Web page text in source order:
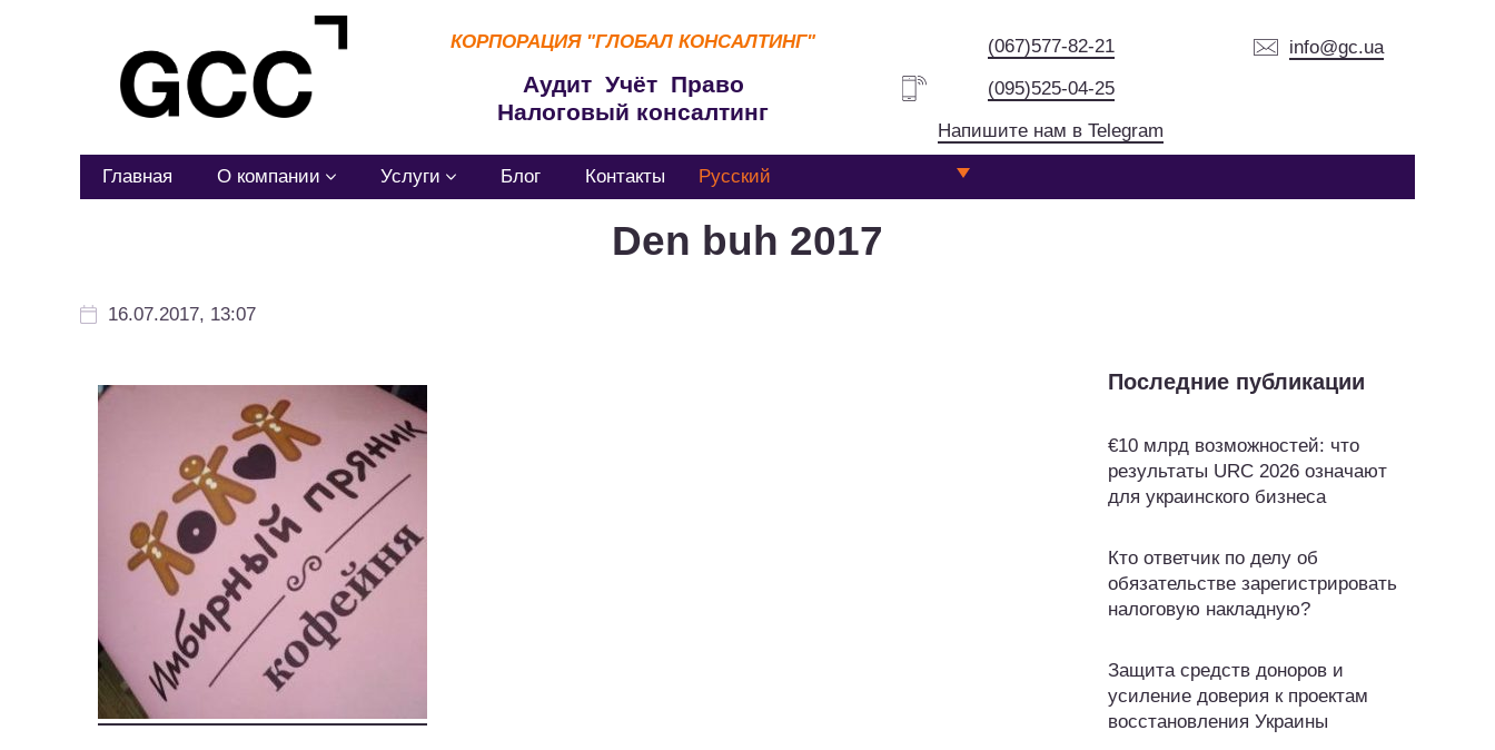
КОРПОРАЦИЯ "ГЛОБАЛ КОНСАЛТИНГ"
Аудит Учёт Право
Налоговый консалтинг
(067)577-82-21
(095)525-04-25
Напишите нам в Telegram
info@gc.ua
Главная О компании Услуги Блог Контакты Русский
Den buh 2017
16.07.2017, 13:07
Последние публикации
€10 млрд возможностей: что
результаты URC 2026 означают
для украинского бизнеса
Кто ответчик по делу об
обязательстве зарегистрировать
налоговую накладную?
Защита средств доноров и
усиление доверия к проектам
восстановления Украины